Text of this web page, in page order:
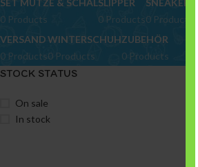
SET MÜTZE & SCHAL
0 Products
SLIPPER
0 Products
SNEAKER
0 Products
VERSAND
0 Products
WINTERSCHUH
0 Products
ZUBEHÖR
0 Products
STOCK STATUS
On sale
In stock